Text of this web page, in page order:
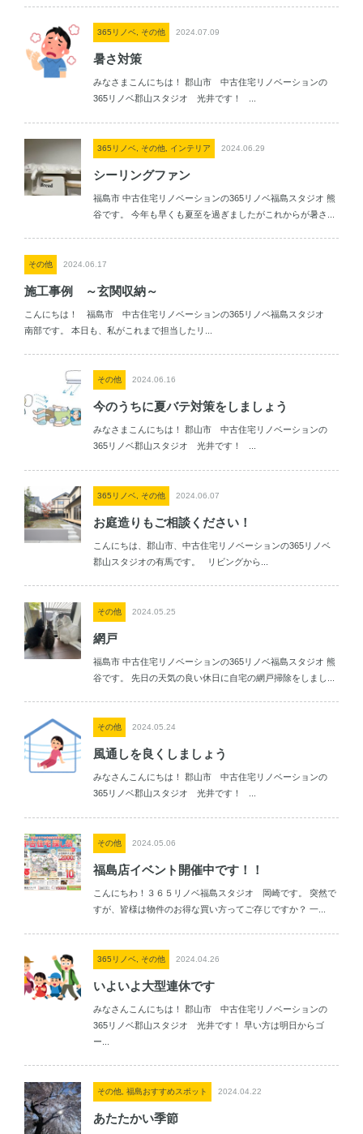
365リノベ, その他 2024.07.09
暑さ対策
みなさまこんにちは！ 郡山市 中古住宅リノベーションの
365リノベ郡山スタジオ 光井です！ ...
365リノベ, その他, インテリア 2024.06.29
シーリングファン
福島市 中古住宅リノベーションの365リノベ福島スタジオ 熊
谷です。 今年も早くも夏至を過ぎましたがこれからが暑さ...
その他 2024.06.17
施工事例 ～玄関収納～
こんにちは！ 福島市 中古住宅リノベーションの365リノベ福島スタジオ
南部です。 本日も、私がこれまで担当したリ...
その他 2024.06.16
今のうちに夏バテ対策をしましょう
みなさまこんにちは！ 郡山市 中古住宅リノベーションの
365リノベ郡山スタジオ 光井です！ ...
365リノベ, その他 2024.06.07
お庭造りもご相談ください！
こんにちは、郡山市、中古住宅リノベーションの365リノベ
郡山スタジオの有馬です。 リビングから...
その他 2024.05.25
網戸
福島市 中古住宅リノベーションの365リノベ福島スタジオ 熊
谷です。 先日の天気の良い休日に自宅の網戸掃除をしまし...
その他 2024.05.24
風通しを良くしましょう
みなさんこんにちは！ 郡山市 中古住宅リノベーションの
365リノベ郡山スタジオ 光井です！ ...
その他 2024.05.06
福島店イベント開催中です！！
こんにちわ！３６５リノベ福島スタジオ 岡崎です。 突然で
すが、皆様は物件のお得な買い方ってご存じですか？ 一...
365リノベ, その他 2024.04.26
いよいよ大型連休です
みなさんこんにちは！ 郡山市 中古住宅リノベーションの
365リノベ郡山スタジオ 光井です！ 早い方は明日からゴ
ー...
その他, 福島おすすめスポット 2024.04.22
あたたかい季節